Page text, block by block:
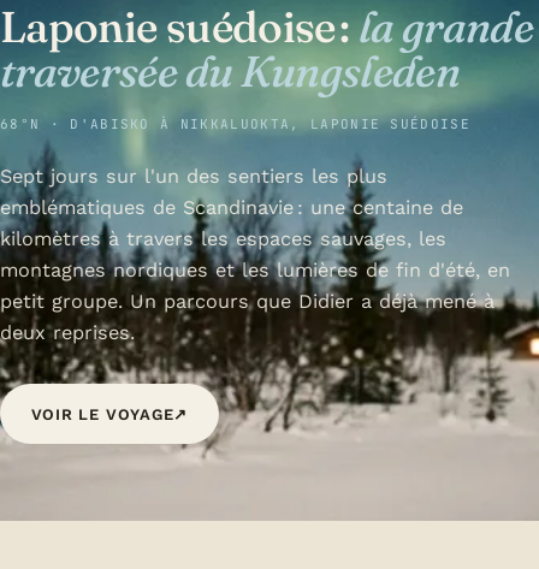
Laponie suédoise :la grande
traversée du Kungsleden
68°N · D'ABISKO À NIKKALUOKTA, LAPONIE SUÉDOISE
Sept jours sur l'un des sentiers les plus
emblématiques de Scandinavie : une centaine de
kilomètres à travers les espaces sauvages, les
montagnes nordiques et les lumières de fin d'été, en
petit groupe. Un parcours que Didier a déjà mené à
deux reprises.
VOIR LE VOYAGE↗